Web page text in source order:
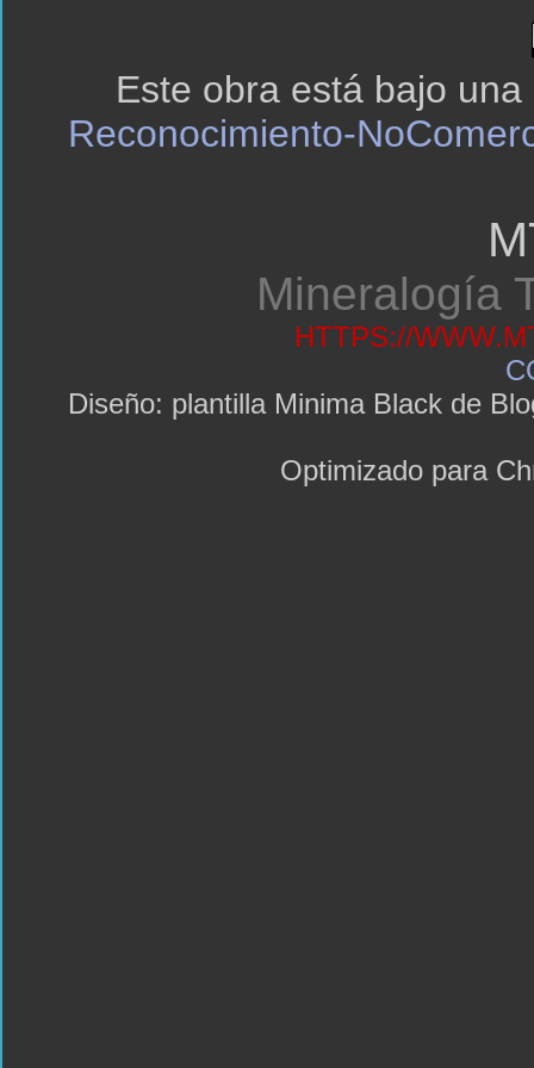
Este obra está bajo una
Reconocimiento-
Mineralogía
HTTPS://
Diseño: plantilla Minima Black de
Optimizado para